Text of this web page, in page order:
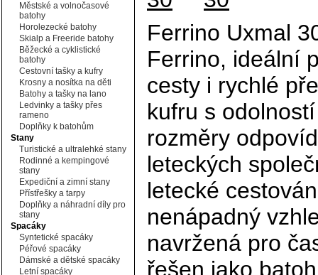
Městské a volnočasové
batohy
Horolezecké batohy
Skialp a Freeride batohy
Běžecké a cyklistické
batohy
Cestovní tašky a kufry
Krosny a nosítka na děti
Batohy a tašky na lano
Ledvinky a tašky přes
rameno
Doplňky k batohům
Stany
Turistické a ultralehké stany
Rodinné a kempingové
stany
Expediční a zimní stany
Přístřešky a tarpy
Doplňky a náhradní díly pro
stany
Spacáky
Syntetické spacáky
Péřové spacáky
Dámské a dětské spacáky
Letní spacáky
Ferrino Uxmal
Ferrino, ideální
cesty i rychlé
kufru s
rozměry
leteckých
letecké
nenápadný
navržená pro
řešen jako